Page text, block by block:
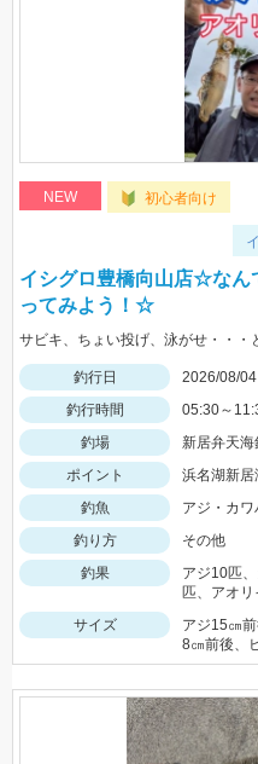
NEW 初心者向け
イシグロ豊橋向山店☆なん
ってみよう！☆
釣行日
2026/08/04
釣行時間
05:30～
釣場
新居弁天海
ポイント
浜名湖新居
釣魚
アジ・カ
釣り方
その他
釣果
アジ10匹
匹、アオリ
サイズ
アジ15㎝
8㎝前後、